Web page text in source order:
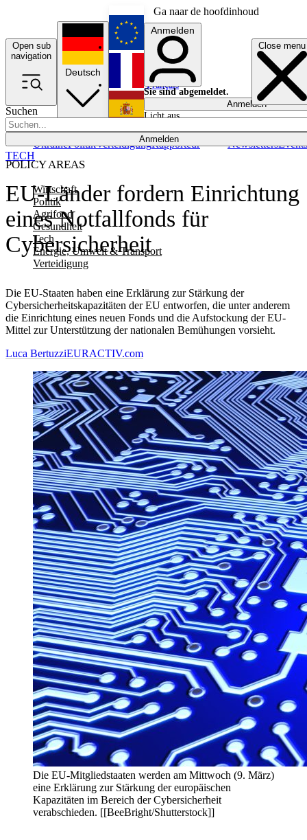
Ga naar de hoofdinhoud
Open sub
navigation
Close menu
Suchen
Anmelden
POLICY AREAS
Wirtschaft
Politik
Agrifood
Gesundheit
Tech
Energie, Umwelt & Transport
Verteidigung
UkrainePolitikVerteidigungRapporteur NewslettersEvents
Deutsch
English
Français
Anmelden
Sie sind abgemeldet.
Anmelden
Licht aus
EU-Länder fordern Einrichtung
eines Notfallfonds für
Cybersicherheit
Die EU-Staaten haben eine Erklärung zur Stärkung der
Cybersicherheitskapazitäten der EU entworfen, die unter anderem
die Einrichtung eines neuen Fonds und die Aufstockung der EU-
Mittel zur Unterstützung der nationalen Bemühungen vorsieht.
TECH
Luca BertuzziEURACTIV.com
Die EU-Mitgliedstaaten werden am Mittwoch (9. März)
eine Erklärung zur Stärkung der europäischen
Kapazitäten im Bereich der Cybersicherheit
verabschieden. [[BeeBright/Shutterstock]]